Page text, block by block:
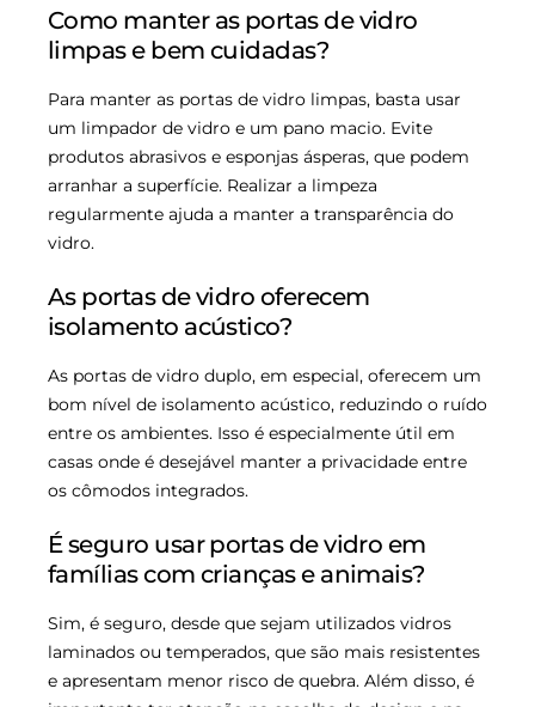
Como manter as portas de vidro
limpas e bem cuidadas?
Para manter as portas de vidro limpas, basta usar
um limpador de vidro e um pano macio. Evite
produtos abrasivos e esponjas ásperas, que podem
arranhar a superfície. Realizar a limpeza
regularmente ajuda a manter a transparência do
vidro.
As portas de vidro oferecem
isolamento acústico?
As portas de vidro duplo, em especial, oferecem um
bom nível de isolamento acústico, reduzindo o ruído
entre os ambientes. Isso é especialmente útil em
casas onde é desejável manter a privacidade entre
os cômodos integrados.
É seguro usar portas de vidro em
famílias com crianças e animais?
Sim, é seguro, desde que sejam utilizados vidros
laminados ou temperados, que são mais resistentes
e apresentam menor risco de quebra. Além disso, é